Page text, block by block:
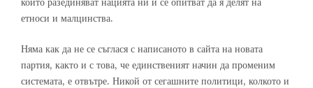
етноси и малцинства.
Няма как да не се съглася с написаното в сайта на новата
партия, както и с това, че единственият начин да променим
системата, е отвътре. Никой от сегашните политици, колкото и